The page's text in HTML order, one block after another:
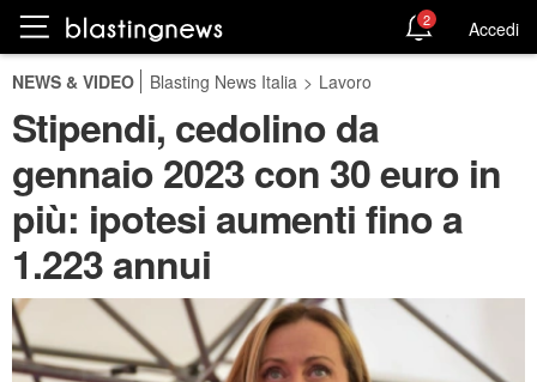
2 Accedi
NEWS & VIDEO Blasting News Italia > Lavoro
Stipendi, cedolino da
gennaio 2023 con 30 euro in
più: ipotesi aumenti fino a
1.223 annui